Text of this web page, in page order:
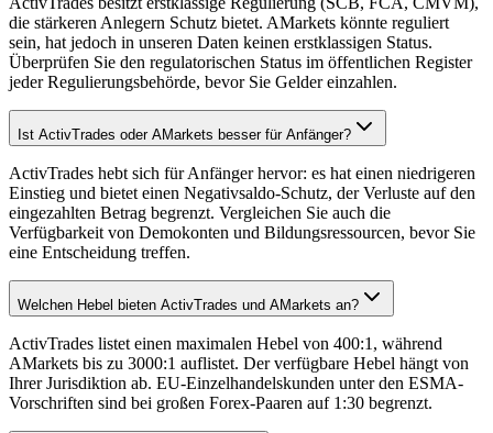
die stärkeren Anlegern Schutz bietet. AMarkets könnte reguliert
sein, hat jedoch in unseren Daten keinen erstklassigen Status.
Überprüfen Sie den regulatorischen Status im öffentlichen Register
jeder Regulierungsbehörde, bevor Sie Gelder einzahlen.
Ist ActivTrades oder AMarkets besser für Anfänger?
ActivTrades hebt sich für Anfänger hervor: es hat einen niedrigeren
Einstieg und bietet einen Negativsaldo-Schutz, der Verluste auf den
eingezahlten Betrag begrenzt. Vergleichen Sie auch die
Verfügbarkeit von Demokonten und Bildungsressourcen, bevor Sie
eine Entscheidung treffen.
Welchen Hebel bieten ActivTrades und AMarkets an?
ActivTrades listet einen maximalen Hebel von 400:1, während
AMarkets bis zu 3000:1 auflistet. Der verfügbare Hebel hängt von
Ihrer Jurisdiktion ab. EU-Einzelhandelskunden unter den ESMA-
Vorschriften sind bei großen Forex-Paaren auf 1:30 begrenzt.